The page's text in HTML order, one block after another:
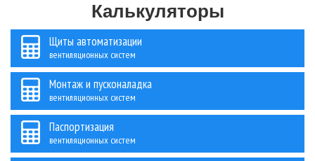
Калькуляторы
Щиты автоматизации
вентиляционных систем
Монтаж и пусконаладка
вентиляционных систем
Паспортизация
вентиляционных систем